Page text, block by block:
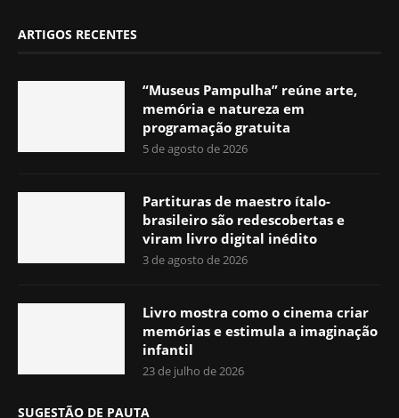
ARTIGOS RECENTES
“Museus Pampulha” reúne arte,
memória e natureza em
programação gratuita
5 de agosto de 2026
Partituras de maestro ítalo-
brasileiro são redescobertas e
viram livro digital inédito
3 de agosto de 2026
Livro mostra como o cinema criar
memórias e estimula a imaginação
infantil
23 de julho de 2026
SUGESTÃO DE PAUTA